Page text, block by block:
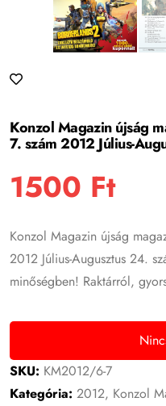
Konzol Magazin újság
7. szám 2012 Július-
1500 Ft
Konzol Magazin újság
2012 Július-Augusztus 24.
minőségben! Raktárról,
SKU: KM2012/6-7
Kategória: 2012, Konzol